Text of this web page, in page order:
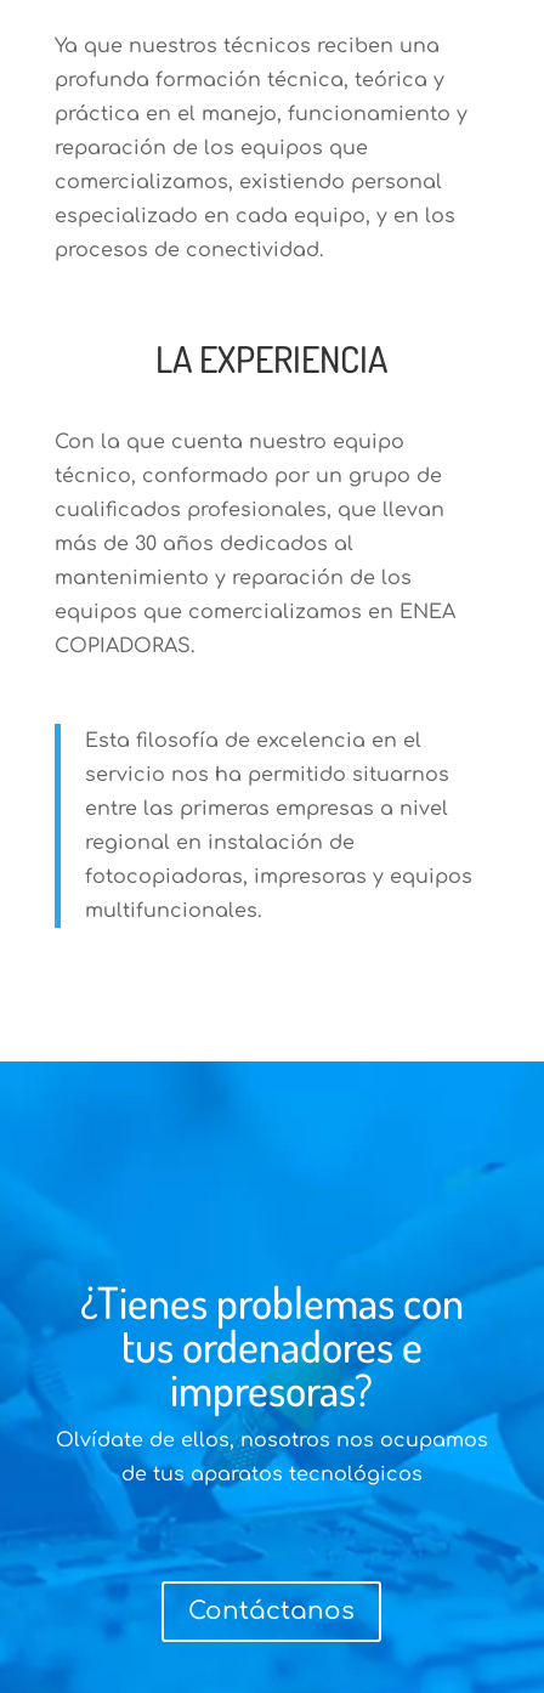
Ya que nuestros técnicos reciben una
profunda formación técnica, teórica y
práctica en el manejo, funcionamiento y
reparación de los equipos que
comercializamos, existiendo personal
especializado en cada equipo, y en los
procesos de conectividad.
LA EXPERIENCIA
Con la que cuenta nuestro equipo
técnico, conformado por un grupo de
cualificados profesionales, que llevan
más de 30 años dedicados al
mantenimiento y reparación de los
equipos que comercializamos en ENEA
COPIADORAS.
Esta filosofía de excelencia en el
servicio nos ha permitido situarnos
entre las primeras empresas a nivel
regional en instalación de
fotocopiadoras, impresoras y equipos
multifuncionales.
¿Tienes problemas con
tus ordenadores e
impresoras?
Olvídate de ellos, nosotros nos ocupamos
de tus aparatos tecnológicos
Contáctanos